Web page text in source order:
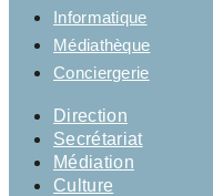
Informatique
Médiathèque
Conciergerie
Direction
Secrétariat
Médiation
Culture